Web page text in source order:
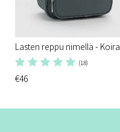
Lasten reppu nimellä - Koira
(18)
€46